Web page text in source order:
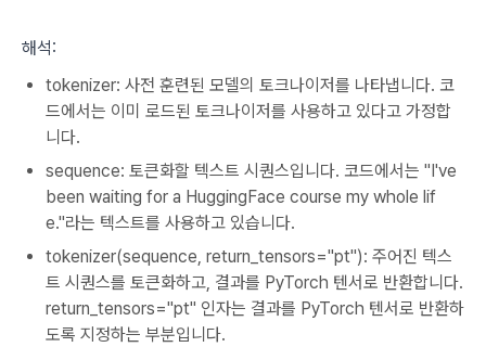
해석:
tokenizer: 사전 훈련된 모델의 토크나이저를 나타냅니다. 코
드에서는 이미 로드된 토크나이저를 사용하고 있다고 가정합
니다.
sequence: 토큰화할 텍스트 시퀀스입니다. 코드에서는 "I've
been waiting for a HuggingFace course my whole lif
e."라는 텍스트를 사용하고 있습니다.
tokenizer(sequence, return_tensors="pt"): 주어진 텍스
트 시퀀스를 토큰화하고, 결과를 PyTorch 텐서로 반환합니다.
return_tensors="pt" 인자는 결과를 PyTorch 텐서로 반환하
도록 지정하는 부분입니다.